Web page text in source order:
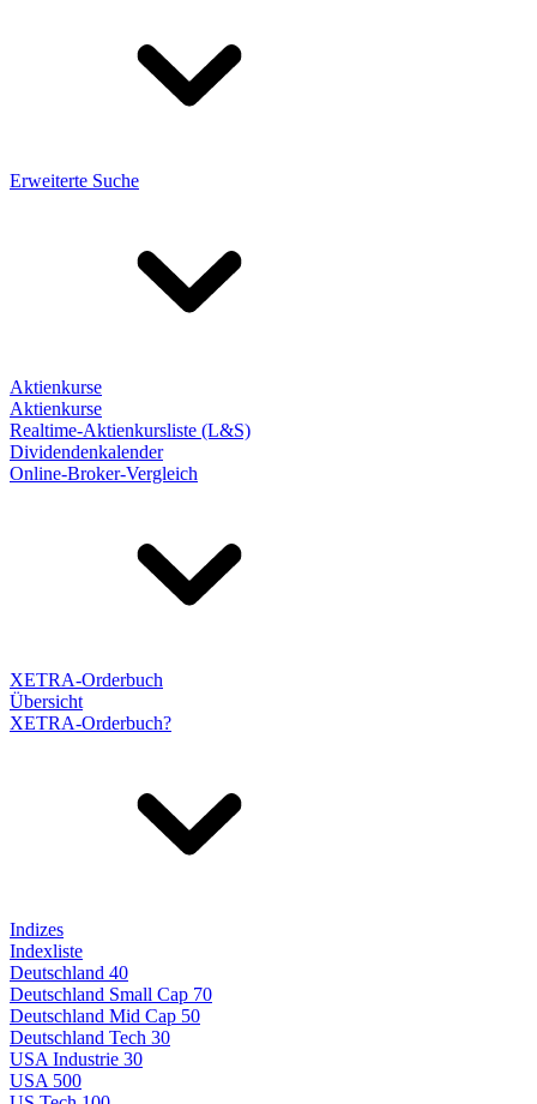
Erweiterte Suche
Aktienkurse
Aktienkurse
Realtime-Aktienkursliste (L&S)
Dividendenkalender
Online-Broker-Vergleich
XETRA-Orderbuch
Übersicht
XETRA-Orderbuch?
Indizes
Indexliste
Deutschland 40
Deutschland Small Cap 70
Deutschland Mid Cap 50
Deutschland Tech 30
USA Industrie 30
USA 500